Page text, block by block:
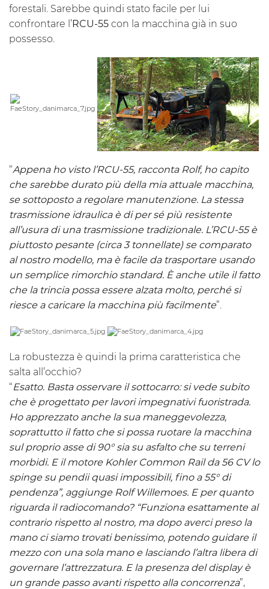
forestali. Sarebbe quindi stato facile per lui
confrontare l’RCU-55 con la macchina già in suo
possesso.
“Appena ho visto l’RCU-55, racconta Rolf, ho capito
che sarebbe durato più della mia attuale macchina,
se sottoposto a regolare manutenzione. La stessa
trasmissione idraulica è di per sé più resistente
all’usura di una trasmissione tradizionale. L’ RCU-55è
piuttosto pesante (circa 3 tonnellate) se comparato
al nostro modello, ma è facile da trasportare usando
un semplice rimorchio standard. È anche utile il fatto
che la trincia possa essere alzata molto, perché si
riesce a caricare la macchina più facilmente”.
La robustezza è quindi la prima caratteristica che
salta all’occhio?
“Esatto. Basta osservare il sottocarro: si vede subito
che è progettato per lavori impegnativi fuoristrada.
Ho apprezzato anche la sua maneggevolezza,
soprattutto il fatto che si possa ruotare la macchina
sul proprio asse di 90° sia su asfalto che su terreni
morbidi. E il motore Kohler Common Rail da 56 CV lo
spinge su pendii quasi impossibili, fino a 55° di
pendenza”, aggiunge Rolf Willemoes. E per quanto
riguarda il radiocomando? “Funziona esattamente al
contrario rispetto al nostro, ma dopo averci preso la
mano ci siamo trovati benissimo, potendo guidare il
mezzo con una sola mano e lasciando l’altra libera di
governare l’attrezzatura. E la presenza del display è
un grande passo avanti rispetto alla concorrenza”,